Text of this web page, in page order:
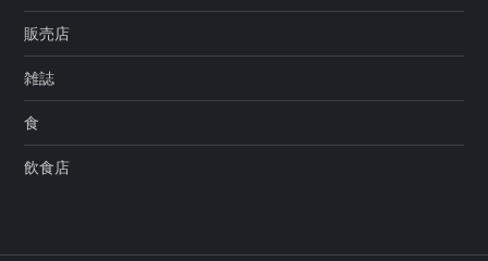
販売店
雑誌
食
飲食店